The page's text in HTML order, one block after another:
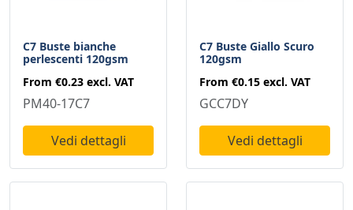
C7 Buste bianche
perlescenti 120gsm
From €0.23 excl. VAT
PM40-17C7
Vedi dettagli
C7 Buste Giallo Scuro
120gsm
From €0.15 excl. VAT
GCC7DY
Vedi dettagli